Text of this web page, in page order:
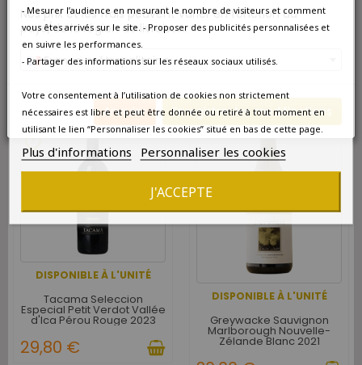
Nos prix et les frais peuvent varier en fonction du
pays/de la région de livraison.
France métropolitaine
Annuler Enregistrer les modifications
Seresin Estate Momo Pinot
Nouvelle-Zélande Rouge
2023
28,00 €
Francis Ford Coppola
Collection Zinfandel USA
28,90 €
DISPONIBLE À L'UNITÉ
favorite_border
Tacama Seleccion
Especial Petit Verdot Vallée
d'Ica Pérou Rouge 2023
29,80 €
DISPONIBLE À L'UNITÉ
favorite_border
Greywacke Sauvignon
Marlborough Nouvelle-
Zélande Blanc 2021
- Mesurer l’audience en mesurant le nombre de visiteurs et comment
vous êtes arrivés sur le site. - Proposer des publicités personnalisées et
en suivre les performances.
- Partager des informations sur les réseaux sociaux utilisés.
Votre consentement à l’utilisation de cookies non strictement
nécessaires est libre et peut être donnée ou retiré à tout moment en
utilisant le lien “Personnaliser les cookies” situé en bas de cette page.
Plus d'informations Personnaliser les cookies
J'ACCEPTE